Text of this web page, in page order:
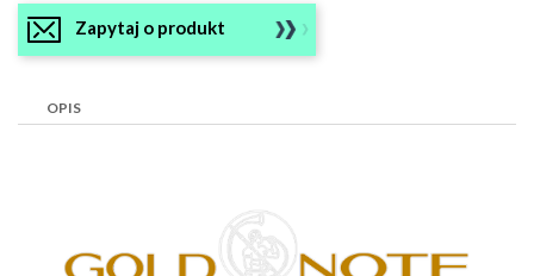
Zapytaj o produkt
OPIS